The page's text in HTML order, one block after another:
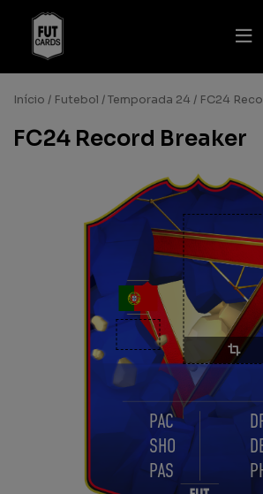
Início / Futebol /Temporada 24 / FC24
FC24 Record Breaker
PAC
SHO
PAS